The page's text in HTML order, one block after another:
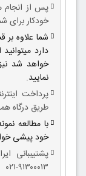
پس از انجام
خودکار برای
شما علاوه
دارد
خواهد شد
نمایید.
پرداخت
طریق درگاه
با مطالعه
خود پیشی
پشتیببانی
۹۱۳۰۰۰۱۳-۰۲۱